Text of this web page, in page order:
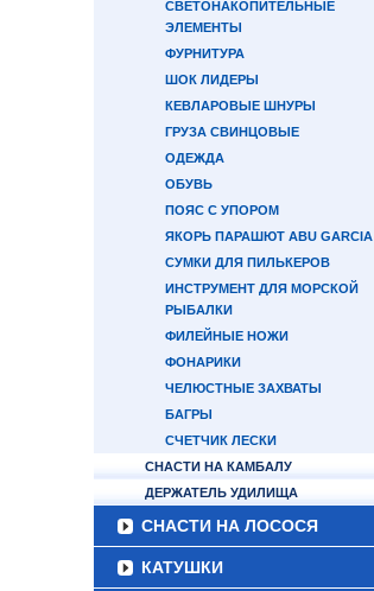
СВЕТОНАКОПИТЕЛЬНЫЕ
ЭЛЕМЕНТЫ
ФУРНИТУРА
ШОК ЛИДЕРЫ
КЕВЛАРОВЫЕ ШНУРЫ
ГРУЗА СВИНЦОВЫЕ
ОДЕЖДА
ОБУВЬ
ПОЯС С УПОРОМ
ЯКОРЬ ПАРАШЮТ ABU GARCIA
СУМКИ ДЛЯ ПИЛЬКЕРОВ
ИНСТРУМЕНТ ДЛЯ МОРСКОЙ
РЫБАЛКИ
ФИЛЕЙНЫЕ НОЖИ
ФОНАРИКИ
ЧЕЛЮСТНЫЕ ЗАХВАТЫ
БАГРЫ
СЧЕТЧИК ЛЕСКИ
СНАСТИ НА КАМБАЛУ
ДЕРЖАТЕЛЬ УДИЛИЩА
СНАСТИ НА ЛОСОСЯ
КАТУШКИ